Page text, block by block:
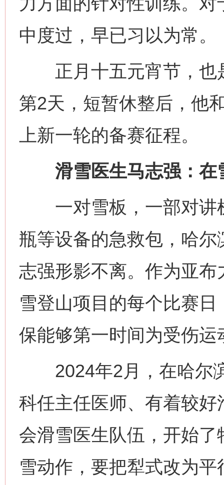
中度过，早已习以为常。
正月十五元宵节，也
第2天，短暂休整后，他
上新一轮的备赛征程。
滑雪医生马志强：在
一对雪板，一部对讲
瓶等设备的急救包，哈
志强形影不离。作为亚
雪登山项目的每个比赛
保能够第一时间为受伤
2024年2月，在哈尔
科任主任医师、有着较
会滑雪医生队伍，开始了
雪动作，要把犁式改为